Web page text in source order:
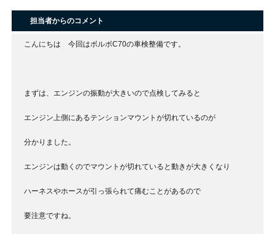
担当者からのコメント
こんにちは 今回はボルボC70の車検整備です。
まずは、エンジンの振動が大きいので点検してみると
エンジン上側にあるテンションマウントが切れているのが
分かりました。
エンジンは動くのでマウントが切れていると動きが大きくなり
ハーネスやホースが引っ張られて痛むことがあるので
要注意ですね。